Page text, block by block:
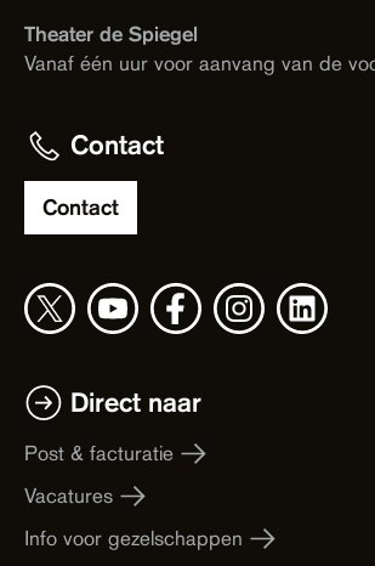
Theater de Spiegel
Vanaf één uur voor aanvang van de
Contact
Contact
Direct naar
Post & facturatie
Vacatures
Info voor gezelschappen